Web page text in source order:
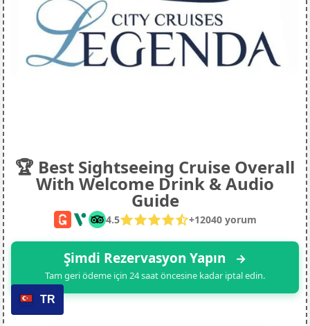
🏆 Best Sightseeing Cruise Overall
With Welcome Drink & Audio
Guide
4.5 +12040yorum
Şimdi Rezervasyon Yapın →
Tam geri ödeme için 24 saat öncesine kadar iptal edin.
TR